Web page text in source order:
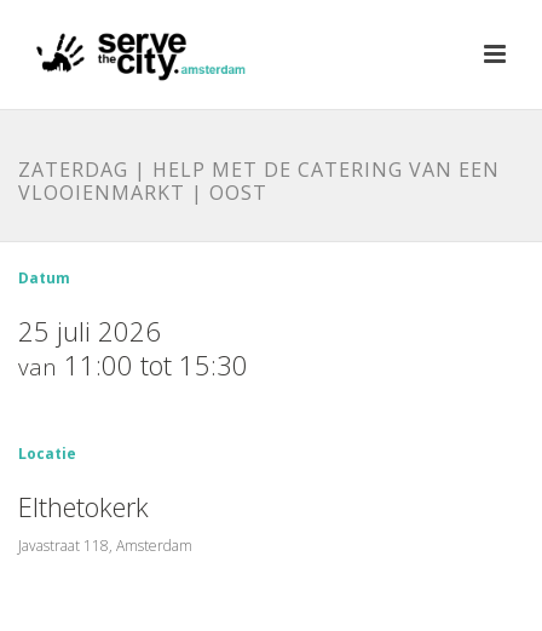
ZATERDAG | HELP MET DE CATERING VAN EEN
VLOOIENMARKT | OOST
Datum
25 juli 2026
van 11:00 tot 15:30
Locatie
Elthetokerk
Javastraat 118, Amsterdam